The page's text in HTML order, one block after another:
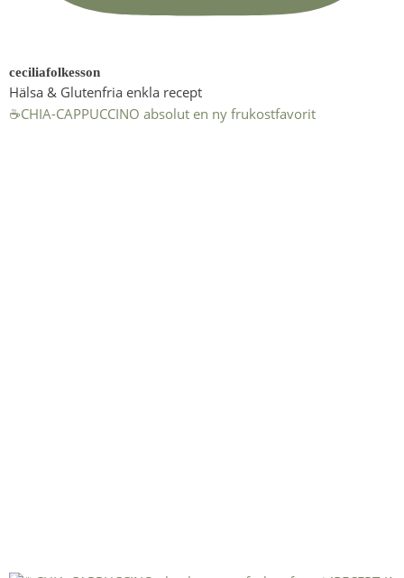
ceciliafolkesson
Hälsa & Glutenfria enkla recept
☕️CHIA-CAPPUCCINO absolut en ny frukostfavorit